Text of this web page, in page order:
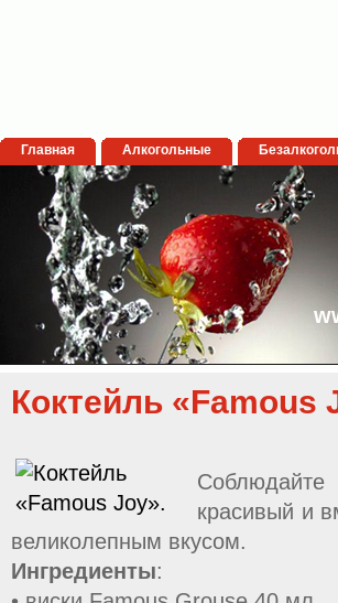
Главная Алкогольные
Коктейль «Famous
красивый и
великолепным вкусом.
Ингредиенты: